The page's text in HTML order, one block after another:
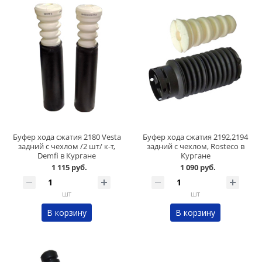
Буфер хода сжатия 2180 Vesta
задний с чехлом /2 шт/ к-т,
Demfi в Кургане
1 115 руб.
шт
В корзину
Буфер хода сжатия 2192,2194
задний с чехлом, Rosteco в
Кургане
1 090 руб.
шт
В корзину